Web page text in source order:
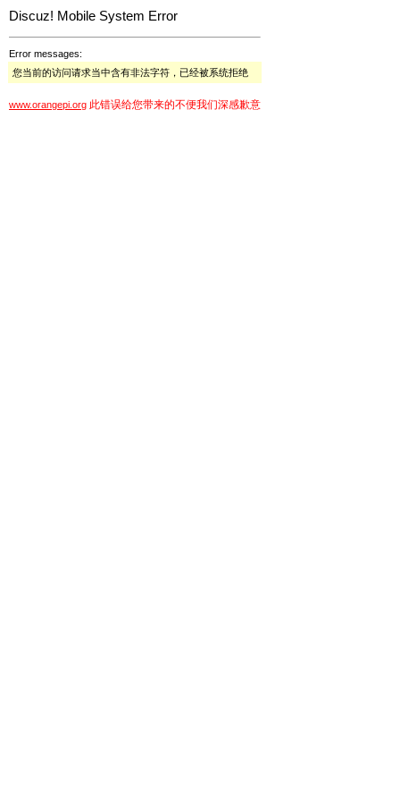
Discuz! Mobile System Error
Error messages:
您当前的访问请求当中含有非法字符，已经被系统拒绝
www.orangepi.org 此错误给您带来的不便我们深感歉意